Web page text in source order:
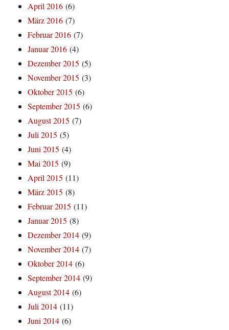
April 2016 (6)
März 2016 (7)
Februar 2016 (7)
Januar 2016 (4)
Dezember 2015 (5)
November 2015 (3)
Oktober 2015 (6)
September 2015 (6)
August 2015 (7)
Juli 2015 (5)
Juni 2015 (4)
Mai 2015 (9)
April 2015 (11)
März 2015 (8)
Februar 2015 (11)
Januar 2015 (8)
Dezember 2014 (9)
November 2014 (7)
Oktober 2014 (6)
September 2014 (9)
August 2014 (6)
Juli 2014 (11)
Juni 2014 (6)